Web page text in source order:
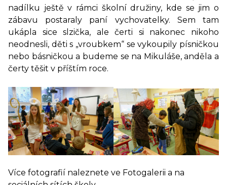
nadílku ještě v rámci školní družiny, kde se jim o
zábavu postaraly paní vychovatelky. Sem tam
ukápla sice slzička, ale čerti si nakonec nikoho
neodnesli, děti s „vroubkem“ se vykoupily písničkou
nebo básničkou a budeme se na Mikuláše, anděla a
čerty těšit v příštím roce.
Více fotografií naleznete ve Fotogalerii a na